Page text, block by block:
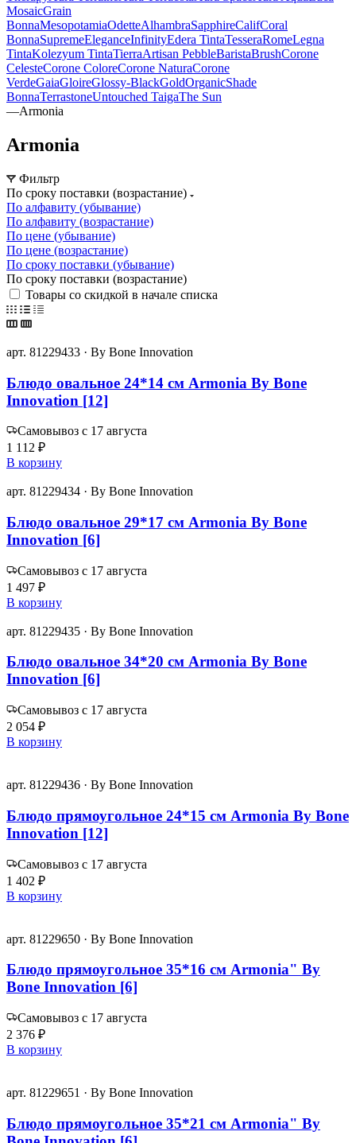
MosaicGrain
BonnaMesopotamiaOdetteAlhambraSapphireCalifCoral
BonnaSupremeEleganceInfinityEdera TintaTesseraRomeLegna
TintaKolezyum TintaTierraArtisan PebbleBaristaBrushCorone
CelesteCorone ColoreCorone NaturaCorone
VerdeGaiaGloireGlossy-BlackGoldOrganicShade
BonnaTerrastoneUntouched TaigaThe Sun
—Armonia
Armonia
Фильтр
По сроку поставки (возрастание)
По алфавиту (убывание)
По алфавиту (возрастание)
По цене (убывание)
По цене (возрастание)
По сроку поставки (убывание)
По сроку поставки (возрастание)
Товары со скидкой в начале списка
арт. 81229433 · By Bone Innovation
Блюдо овальное 24*14 см Armonia By Bone
Innovation [12]
Самовывоз с 17 августа
1 112 ₽
В корзину
арт. 81229434 · By Bone Innovation
Блюдо овальное 29*17 см Armonia By Bone
Innovation [6]
Самовывоз с 17 августа
1 497 ₽
В корзину
арт. 81229435 · By Bone Innovation
Блюдо овальное 34*20 см Armonia By Bone
Innovation [6]
Самовывоз с 17 августа
2 054 ₽
В корзину
арт. 81229436 · By Bone Innovation
Блюдо прямоугольное 24*15 см Armonia By Bone
Innovation [12]
Самовывоз с 17 августа
1 402 ₽
В корзину
арт. 81229650 · By Bone Innovation
Блюдо прямоугольное 35*16 см Armonia" By
Bone Innovation [6]
Самовывоз с 17 августа
2 376 ₽
В корзину
арт. 81229651 · By Bone Innovation
Блюдо прямоугольное 35*21 см Armonia" By